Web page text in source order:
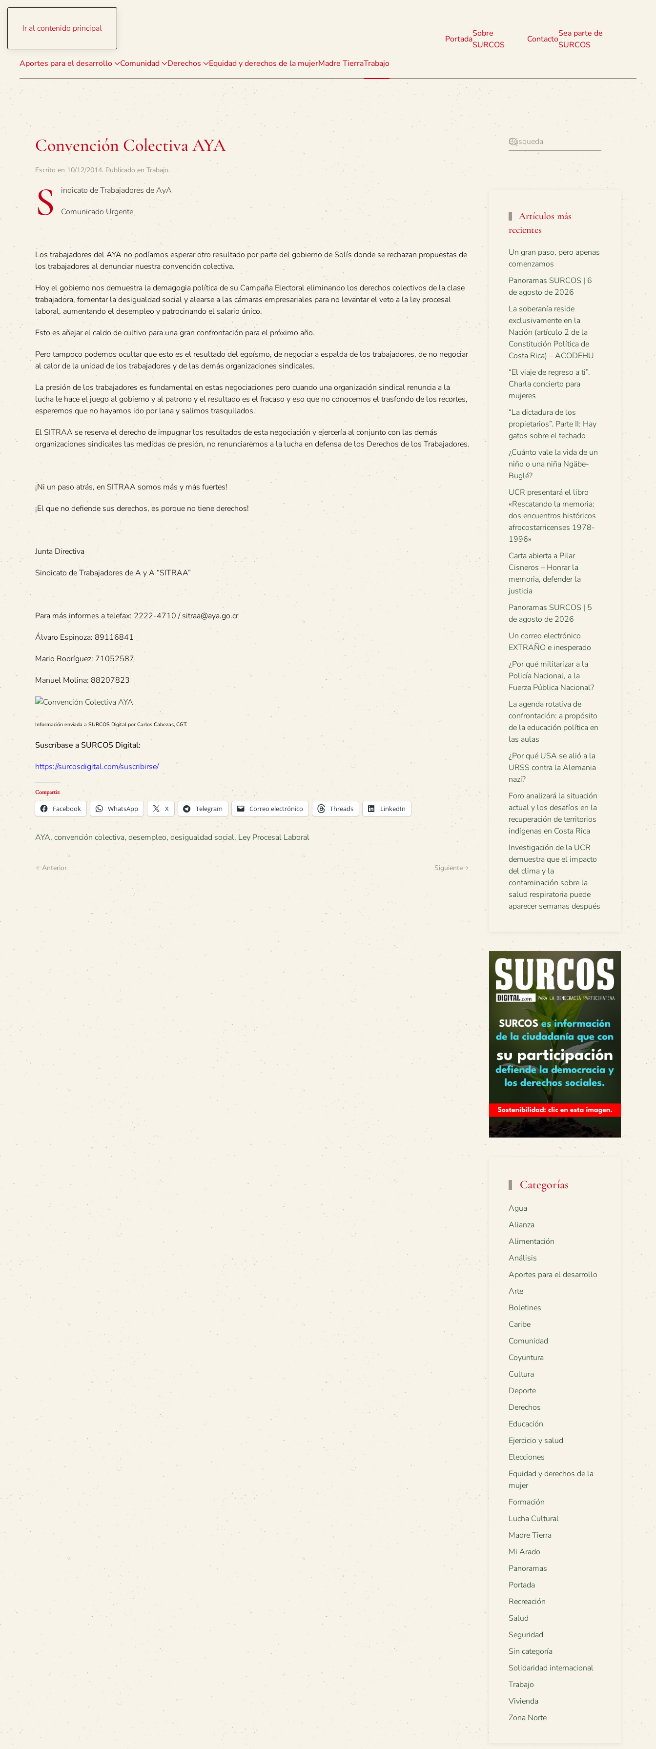
Ir al contenido principal
Aportes para el desarrollo Comunidad Derechos Equidad y derechos de la mujerMadre TierraTrabajo
Portada
Sobre
SURCOS
Contacto
Sea parte de
SURCOS
Convención Colectiva AYA
Escrito en 10/12/2014. Publicado en Trabajo.
S
indicato de Trabajadores de AyA
Comunicado Urgente
Los trabajadores del AYA no podíamos esperar otro resultado por parte del gobierno de Solís donde se rechazan propuestas de
los trabajadores al denunciar nuestra convención colectiva.
Hoy el gobierno nos demuestra la demagogia política de su Campaña Electoral eliminando los derechos colectivos de la clase
trabajadora, fomentar la desigualdad social y alearse a las cámaras empresariales para no levantar el veto a la ley procesal
laboral, aumentando el desempleo y patrocinando el salario único.
Esto es añejar el caldo de cultivo para una gran confrontación para el próximo año.
Pero tampoco podemos ocultar que esto es el resultado del egoísmo, de negociar a espalda de los trabajadores, de no negociar
al calor de la unidad de los trabajadores y de las demás organizaciones sindicales.
La presión de los trabajadores es fundamental en estas negociaciones pero cuando una organización sindical renuncia a la
lucha le hace el juego al gobierno y al patrono y el resultado es el fracaso y eso que no conocemos el trasfondo de los recortes,
esperemos que no hayamos ido por lana y salimos trasquilados.
El SITRAA se reserva el derecho de impugnar los resultados de esta negociación y ejercería al conjunto con las demás
organizaciones sindicales las medidas de presión, no renunciaremos a la lucha en defensa de los Derechos de los Trabajadores.
¡Ni un paso atrás, en SITRAA somos más y más fuertes!
¡El que no defiende sus derechos, es porque no tiene derechos!
Junta Directiva
Sindicato de Trabajadores de A y A “SITRAA”
Para más informes a telefax: 2222-4710 / sitraa@aya.go.cr
Álvaro Espinoza: 89116841
Mario Rodríguez: 71052587
Manuel Molina: 88207823
Información enviada a SURCOS Digital por Carlos Cabezas, CGT.
Suscríbase a SURCOS Digital:
https://surcosdigital.com/suscribirse/
Compartir:
Facebook WhatsApp X Telegram Correo electrónico Threads LinkedIn
AYA, convención colectiva, desempleo, desigualdad social, Ley Procesal Laboral
Anterior Siguiente
Artículos más
recientes
Un gran paso, pero apenas
comenzamos
Panoramas SURCOS | 6
de agosto de 2026
La soberanía reside
exclusivamente en la
Nación (artículo 2 de la
Constitución Política de
Costa Rica) – ACODEHU
“El viaje de regreso a ti”.
Charla concierto para
mujeres
“La dictadura de los
propietarios”. Parte II: Hay
gatos sobre el techado
¿Cuánto vale la vida de un
niño o una niña Ngäbe-
Buglé?
UCR presentará el libro
«Rescatando la memoria:
dos encuentros históricos
afrocostarricenses 1978-
1996»
Carta abierta a Pilar
Cisneros – Honrar la
memoria, defender la
justicia
Panoramas SURCOS | 5
de agosto de 2026
Un correo electrónico
EXTRAÑO e inesperado
¿Por qué militarizar a la
Policía Nacional, a la
Fuerza Pública Nacional?
La agenda rotativa de
confrontación: a propósito
de la educación política en
las aulas
¿Por qué USA se alió a la
URSS contra la Alemania
nazi?
Foro analizará la situación
actual y los desafíos en la
recuperación de territorios
indígenas en Costa Rica
Investigación de la UCR
demuestra que el impacto
del clima y la
contaminación sobre la
salud respiratoria puede
aparecer semanas después
Categorías
Agua
Alianza
Alimentación
Análisis
Aportes para el desarrollo
Arte
Boletines
Caribe
Comunidad
Coyuntura
Cultura
Deporte
Derechos
Educación
Ejercicio y salud
Elecciones
Equidad y derechos de la
mujer
Formación
Lucha Cultural
Madre Tierra
Mi Arado
Panoramas
Portada
Recreación
Salud
Seguridad
Sin categoría
Solidaridad internacional
Trabajo
Vivienda
Zona Norte